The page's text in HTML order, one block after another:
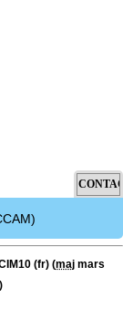
(fr) (maj mars